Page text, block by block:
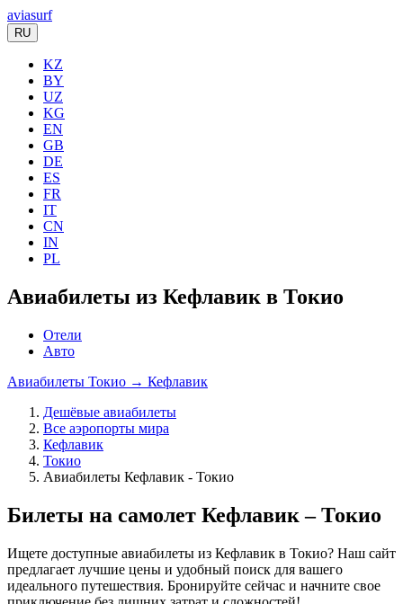
aviasurf
RU
KZ
BY
UZ
KG
EN
GB
DE
ES
FR
IT
CN
IN
PL
Авиабилеты из Кефлавик в Токио
Отели
Авто
Авиабилеты Токио → Кефлавик
Дешёвые авиабилеты
Все аэропорты мира
Кефлавик
Токио
Авиабилеты Кефлавик - Токио
Билеты на самолет Кефлавик – Токио
Ищете доступные авиабилеты из Кефлавик в Токио? Наш сайт
предлагает лучшие цены и удобный поиск для вашего
идеального путешествия. Бронируйте сейчас и начните свое